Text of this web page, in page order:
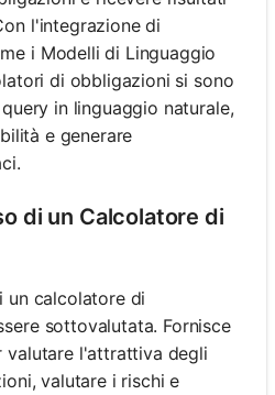
l'integrazione di
i Modelli di Linguaggio
di obbligazioni si sono
in linguaggio naturale,
e generare
di un Calcolatore di
un calcolatore di
sottovalutata. Fornisce
valutare l'attrattiva degli
valutare i rischi e